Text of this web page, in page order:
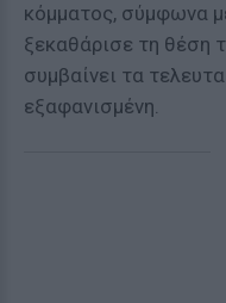
κόμματος, σύμφωνα
ξεκαθάρισε τη θέση
συμβαίνει τα
εξαφανισμένη.